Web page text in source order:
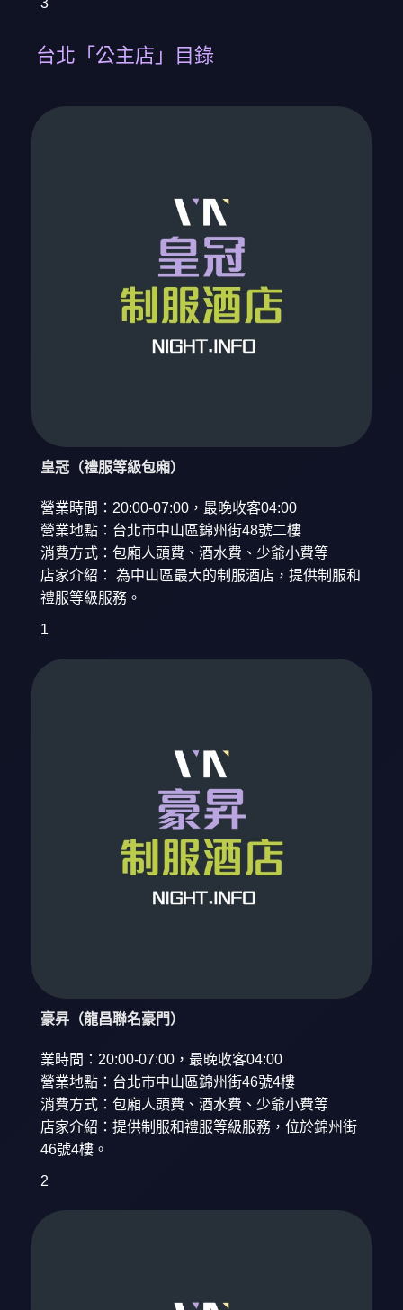
3
台北「公主店」目錄
皇冠（禮服等級包廂）
營業時間：20:00-07:00，最晚收客04:00
營業地點：台北市中山區錦州街48號二樓
消費方式：包廂人頭費、酒水費、少爺小費等
店家介紹： 為中山區最大的制服酒店，提供制服和
禮服等級服務。
1
豪昇（龍昌聯名豪門）
業時間：20:00-07:00，最晚收客04:00
營業地點：台北市中山區錦州街46號4樓
消費方式：包廂人頭費、酒水費、少爺小費等
店家介紹：提供制服和禮服等級服務，位於錦州街
46號4樓。
2